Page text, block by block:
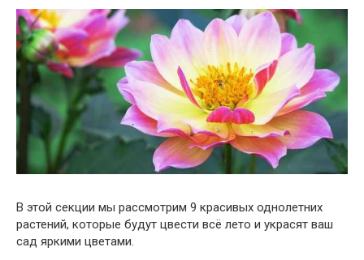
В этой секции мы рассмотрим 9 красивых однолетних
растений, которые будут цвести всё лето и украсят ваш
сад яркими цветами.